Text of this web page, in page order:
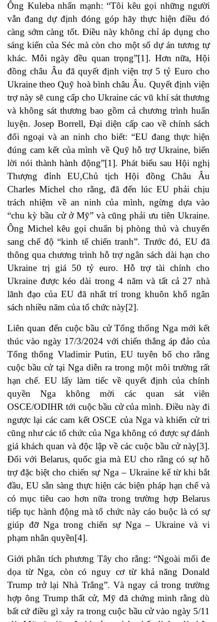
Ông Kuleba nhấn mạnh: “Tôi kêu gọi những người
vẫn đang dự định đóng góp hãy thực hiện điều đó
càng sớm càng tốt. Điều này không chỉ áp dụng cho
sáng kiến ​​​​của Séc mà còn cho một số dự án tương tự
khác. Mỗi ngày đều quan trọng”[1]. Hơn nữa, Hội
đồng châu Âu đã quyết định viện trợ 5 tỷ Euro cho
Ukraine theo Quỹ hoà bình châu Âu. Quyết định viện
trợ này sẽ cung cấp cho Ukraine các vũ khí sát thương
và không sát thương bao gồm cả chương trình huấn
luyện. Josep Borrell, Đại diện cấp cao về chính sách
đối ngoại và an ninh cho biết: “EU đang thực hiện
đúng cam kết của mình về Quỹ hỗ trợ Ukraine, biến
lời nói thành hành động”[1]. Phát biểu sau Hội nghị
Thượng đỉnh EU,Chủ tịch Hội đồng Châu Âu
Charles Michel cho rằng, đã đến lúc EU phải chịu
trách nhiệm về an ninh của mình, ngừng dựa vào
“chu kỳ bầu cử ở Mỹ” và cũng phải ưu tiên Ukraine.
Ông Michel kêu gọi chuẩn bị phòng thủ và chuyển
sang chế độ “kinh tế chiến tranh”. Trước đó, EU đã
thông qua chương trình hỗ trợ ngân sách dài hạn cho
Ukraine trị giá 50 tỷ euro. Hỗ trợ tài chính cho
Ukraine được kéo dài trong 4 năm và tất cả 27 nhà
lãnh đạo của EU đã nhất trí trong khuôn khổ ngân
sách nhiều năm của tổ chức này[2].
Liên quan đến cuộc bầu cử Tổng thống Nga mới kết
thúc vào ngày 17/3/2024 với chiến thắng áp đảo của
Tổng thống Vladimir Putin, EU tuyên bố cho rằng
cuộc bầu cử tại Nga diễn ra trong một môi trường rất
hạn chế. EU lấy làm tiếc về quyết định của chính
quyền Nga không mời các quan sát viên
OSCE/ODIHR tới cuộc bầu cử của mình. Điều này đi
ngược lại các cam kết OSCE của Nga và khiến cử tri
cũng như các tổ chức của Nga không có được sự đánh
giá khách quan và độc lập về các cuộc bầu cử này[3].
Đối với Belarus, quốc gia mà EU cho rằng có sự hỗ
trợ đặc biệt cho chiến sự Nga – Ukraine kể từ khi bắt
đầu, EU sẵn sàng thực hiện các biện pháp hạn chế và
có mục tiêu cao hơn nữa trong trường hợp Belarus
tiếp tục hành động mà tổ chức này cáo buộc là có sự
giúp đỡ Nga trong chiến sự Nga – Ukraine và vi
phạm nhân quyền[4].
Giới phân tích phương Tây cho rằng: “Ngoài mối đe
dọa từ Nga, còn có nguy cơ từ khả năng Donald
Trump trở lại Nhà Trắng”. Và ngay cả trong trường
hợp ông Trump thất cử, Mỹ đã chứng minh rằng dù
bất cứ điều gì xảy ra trong cuộc bầu cử vào ngày 5/11